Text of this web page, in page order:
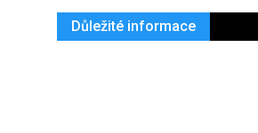
Důležité informace